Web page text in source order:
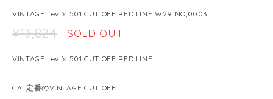
VINTAGE Levi's 501 CUT OFF RED LINE W29 NO,0003
¥13,824 SOLD OUT
VINTAGE Levi's 501 CUT OFF RED LINE
CAL定番のVINTAGE CUT OFF